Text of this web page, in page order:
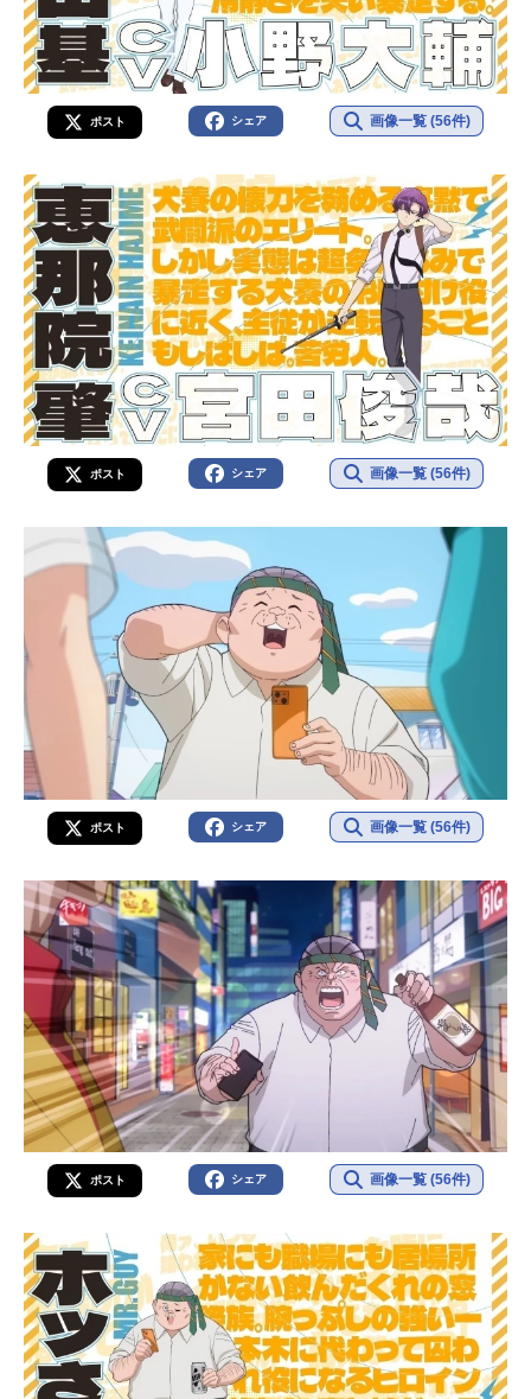
ポスト シェア 画像一覧 (56件)
ポスト シェア 画像一覧 (56件)
ポスト シェア 画像一覧 (56件)
ポスト シェア 画像一覧 (56件)